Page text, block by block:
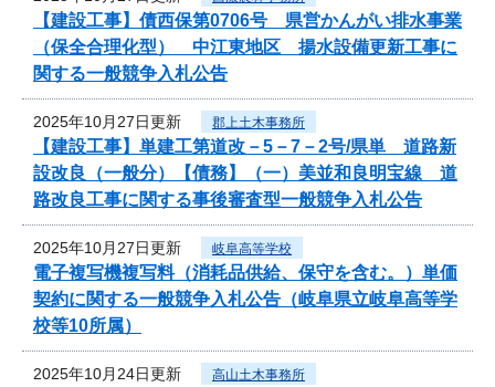
【建設工事】債西保第0706号 県営かんがい排水事業
（保全合理化型） 中江東地区 揚水設備更新工事に
関する一般競争入札公告
2025年10月27日更新 郡上土木事務所
【建設工事】単建工第道改－5－7－2号/県単 道路新
設改良（一般分）【債務】（一）美並和良明宝線 道
路改良工事に関する事後審査型一般競争入札公告
2025年10月27日更新 岐阜高等学校
電子複写機複写料（消耗品供給、保守を含む。）単価
契約に関する一般競争入札公告（岐阜県立岐阜高等学
校等10所属）
2025年10月24日更新 高山土木事務所